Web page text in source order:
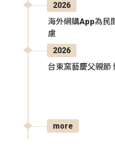
2026
海外網購App為民
慮
2026
台東窯藝慶父親節
more